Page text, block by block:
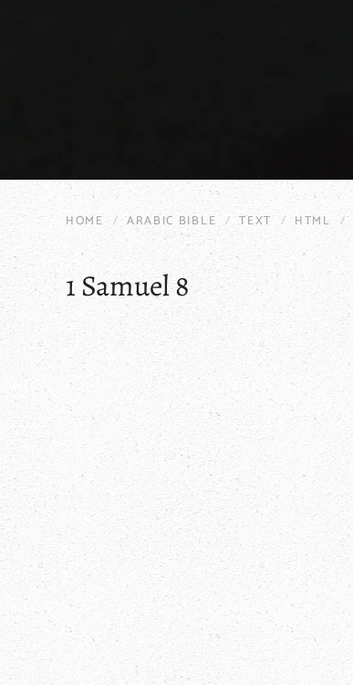
HOME ARABIC BIBLE TEXT HTML
1 Samuel 8